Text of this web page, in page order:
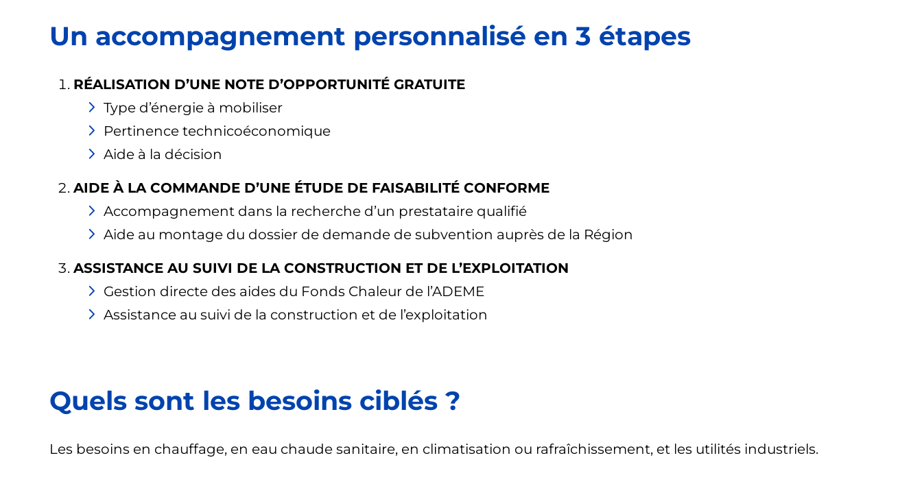
Un accompagnement personnalisé en 3 étapes
RÉALISATION D’UNE NOTE D’OPPORTUNITÉ GRATUITE
Type d’énergie à mobiliser
Pertinence technicoéconomique
Aide à la décision
AIDE À LA COMMANDE D’UNE ÉTUDE DE FAISABILITÉ CONFORME
Accompagnement dans la recherche d’un prestataire qualifié
Aide au montage du dossier de demande de subvention auprès de la Région
ASSISTANCE AU SUIVI DE LA CONSTRUCTION ET DE L’EXPLOITATION
Gestion directe des aides du Fonds Chaleur de l’ADEME
Assistance au suivi de la construction et de l’exploitation
Quels sont les besoins ciblés ?
Les besoins en chauffage, en eau chaude sanitaire, en climatisation ou rafraîchissement, et les utilités industriels.